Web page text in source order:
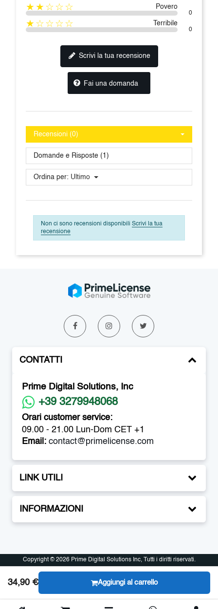
★★☆☆☆ Povero
0
★☆☆☆☆ Terribile
0
Scrivi la tua recensione
Fai una domanda
Recensioni (0)
Domande e Risposte (1)
Ordina per: Ultimo
Non ci sono recensioni disponibili Scrivi la tua
recensione
34,90 € Aggiungi al carrello
CONTATTI
Prime Digital Solutions, Inc
+39 3279948068
Orari customer service:
09.00 - 21.00 Lun-Dom CET +1
Email: contact@primelicense.com
LINK UTILI
INFORMAZIONI
Copyright © 2026 Prime Digital Solutions Inc, Tutti i diritti riservati.
Copyright © 2026 Prime Digital Solutions Inc, Tutti i diritti riservati.